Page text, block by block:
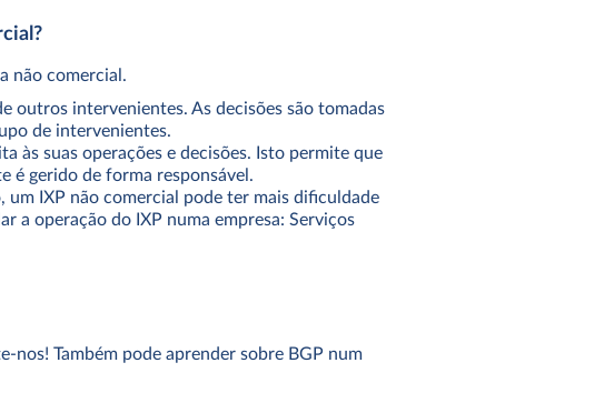
não comercial.
outros intervenientes. As decisões são tomadas
de intervenientes.
às suas operações e decisões. Isto permite que
é gerido de forma responsável.
um IXP não comercial pode ter mais dificuldade
a operação do IXP numa empresa: Serviços
nos! Também pode aprender sobre BGP num